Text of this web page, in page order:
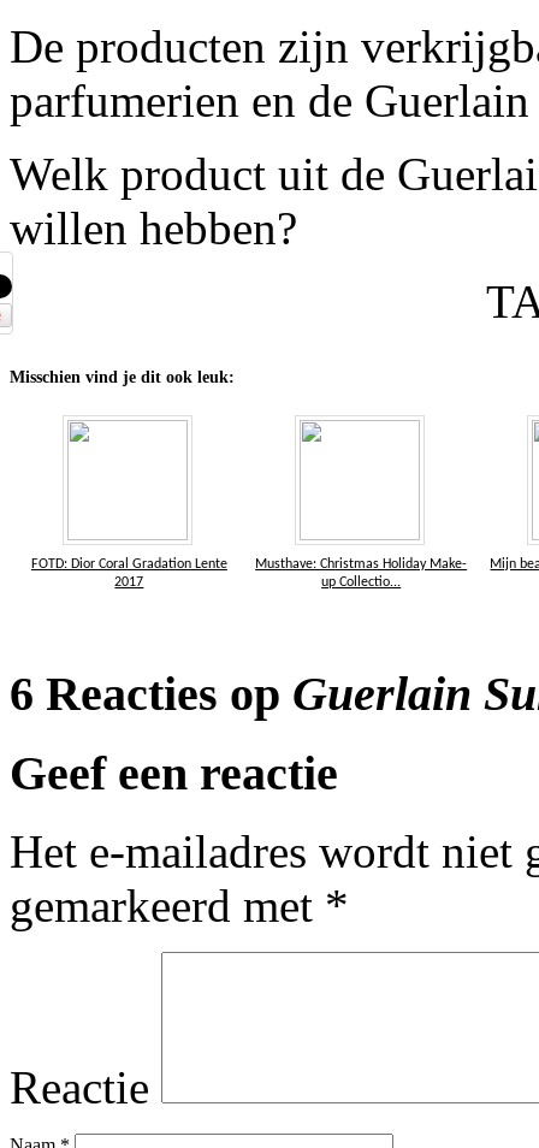
De producten zijn
parfumerien en de
Welk product uit de
willen hebben?
Misschien vind je dit ook leuk:
FOTD: Dior Coral Gradation Lente
2017
Musthave: Christmas Holiday Make-
up Collectio...
Mijn
6 Reacties op Guerlain
Geef een reactie
Het e-mailadres wordt niet
gemarkeerd met *
Reactie